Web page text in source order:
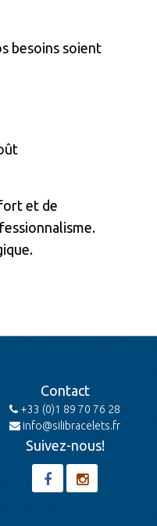
besoins soient
et de
Contact
+33 (0)1 89 70 76 28
info@silibracelets.fr
Suivez-nous!